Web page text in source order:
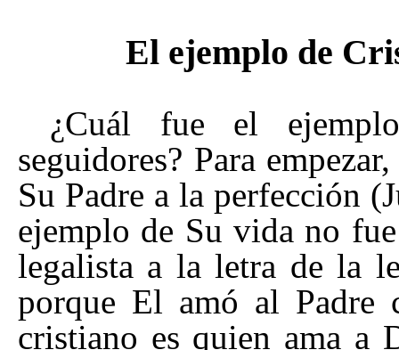
El ejemplo de
¿Cuál fue el
seguidores? Para
Su Padre a la perfección
ejemplo de Su vida no
legalista a la letra de la
porque El amó al Padre
cristiano es quien ama a